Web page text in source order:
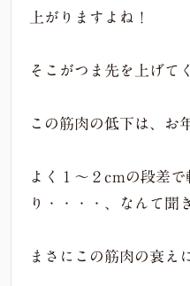
上がりますよね！
そこがつま先を上げて
この筋肉の低下は、お
よく１〜２cmの段差
り・・・・、なんて聞
まさにこの筋肉の衰え